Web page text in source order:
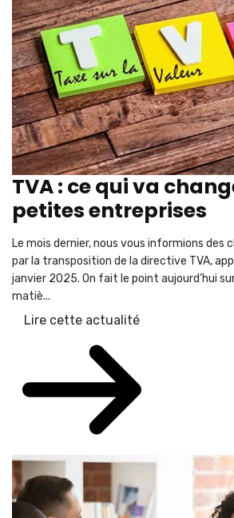
TVA : ce qui va
petites entreprises
Le mois dernier, nous vous informions des
par la transposition de la directive TVA,
janvier 2025. On fait le point aujourd’hui
matiè...
Lire cette actualité